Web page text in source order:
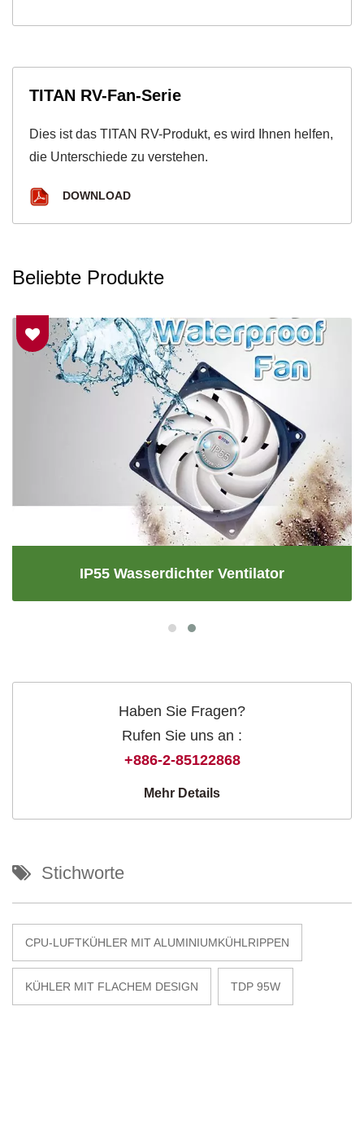
TITAN RV-Fan-Serie
Dies ist das TITAN RV-Produkt, es wird Ihnen helfen,
die Unterschiede zu verstehen.
DOWNLOAD
Beliebte Produkte
IP55 Wasserdichter Ventilator
Haben Sie Fragen?
Rufen Sie uns an :
+886-2-85122868
Mehr Details
Stichworte
CPU-LUFTKÜHLER MIT ALUMINIUMKÜHLRIPPEN
KÜHLER MIT FLACHEM DESIGN TDP 95W